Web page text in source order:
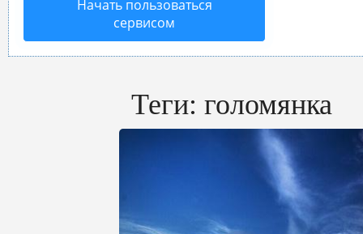
Начать пользоваться
сервисом
Теги: голомянка